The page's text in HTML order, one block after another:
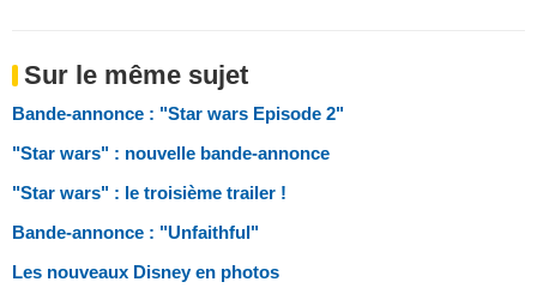
Sur le même sujet
Bande-annonce : "Star wars Episode 2"
"Star wars" : nouvelle bande-annonce
"Star wars" : le troisième trailer !
Bande-annonce : "Unfaithful"
Les nouveaux Disney en photos